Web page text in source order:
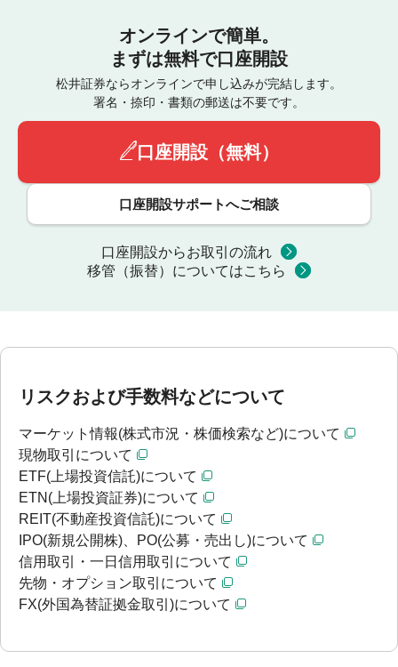
オンラインで簡単。
まずは無料で口座開設
松井証券ならオンラインで申し込みが完結します。
署名・捺印・書類の郵送は不要です。
口座開設（無料）
口座開設サポートへご相談
口座開設からお取引の流れ
移管（振替）についてはこちら
リスクおよび手数料などについて
マーケット情報(株式市況・株価検索など)について
現物取引について
ETF(上場投資信託)について
ETN(上場投資証券)について
REIT(不動産投資信託)について
IPO(新規公開株)、PO(公募・売出し)について
信用取引・一日信用取引について
先物・オプション取引について
FX(外国為替証拠金取引)について